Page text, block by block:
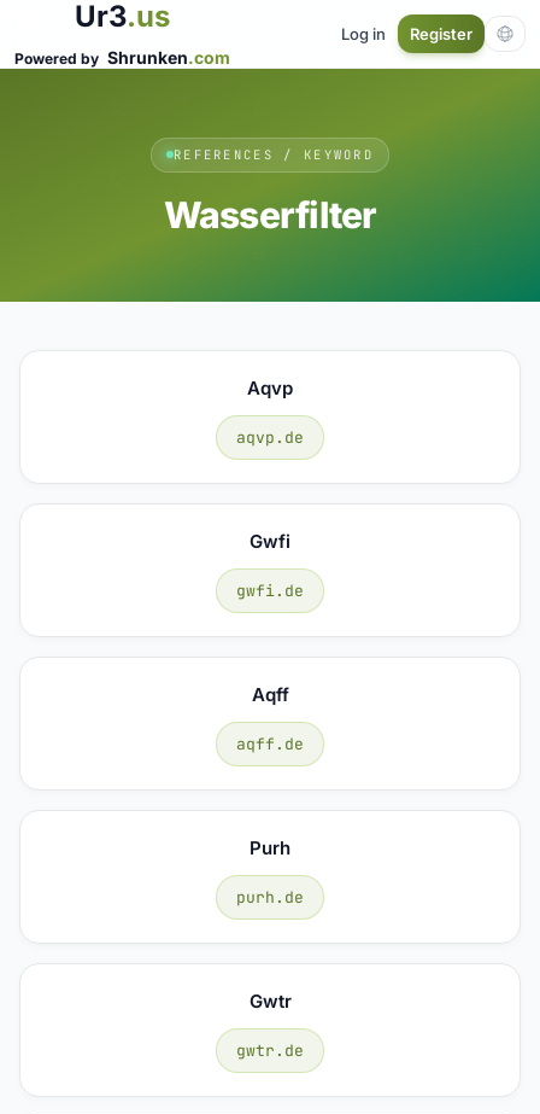
Ur3.us
Powered by Shrunken.com
Log in Register
REFERENCES / KEYWORD
Wasserfilter
Aqvp
aqvp.de
Gwfi
gwfi.de
Aqff
aqff.de
Purh
purh.de
Gwtr
gwtr.de